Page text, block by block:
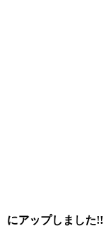
にアップしました